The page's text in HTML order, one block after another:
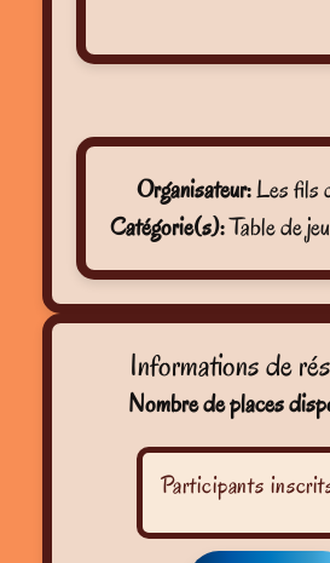
Organisateur:Les fils
Catégorie(s):Table de
Informations de
Nombre de places
Participants